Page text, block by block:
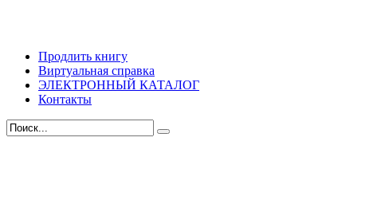
Продлить книгу
Виртуальная справка
ЭЛЕКТРОННЫЙ КАТАЛОГ
Контакты